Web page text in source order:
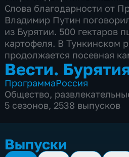
Слова благодарности от
Владимир Путин
из Бурятии. 500 гектаров
картофеля. В Тункинском
продолжается посевная
Вести.
ПрограммаРоссия
Общество,
5 сезонов, 2538 выпусков
Выпуски